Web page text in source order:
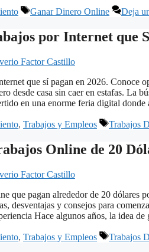
Etiquetas
Ganar Dinero Online Deja
por Internet que
Factor Castillo
que sí pagan en 2026. Conoce
desde casa sin caer en estafas. La
en una enorme feria digital
, Trabajos y Empleos Etiquetas
Trabajos
Online de 20
Factor Castillo
que pagan alrededor de 20 dólares
desventajas y consejos para
Hace algunos años, la idea
, Trabajos y Empleos Etiquetas
Trabajos